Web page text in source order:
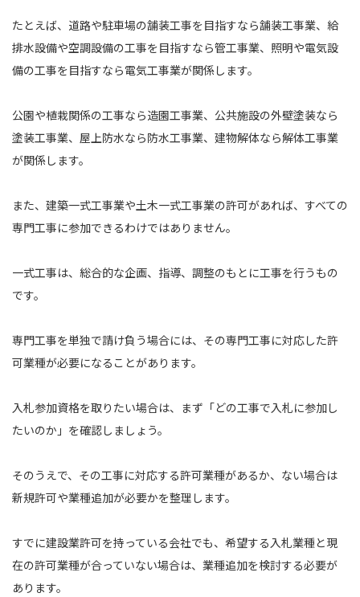
たとえば、道路や駐車場の舗装工事を目指すなら舗装工事業、給
排水設備や空調設備の工事を目指すなら管工事業、照明や電気設
備の工事を目指すなら電気工事業が関係します。
公園や植栽関係の工事なら造園工事業、公共施設の外壁塗装なら
塗装工事業、屋上防水なら防水工事業、建物解体なら解体工事業
が関係します。
また、建築一式工事業や土木一式工事業の許可があれば、すべての
専門工事に参加できるわけではありません。
一式工事は、総合的な企画、指導、調整のもとに工事を行うもの
です。
専門工事を単独で請け負う場合には、その専門工事に対応した許
可業種が必要になることがあります。
入札参加資格を取りたい場合は、まず「どの工事で入札に参加し
たいのか」を確認しましょう。
そのうえで、その工事に対応する許可業種があるか、ない場合は
新規許可や業種追加が必要かを整理します。
すでに建設業許可を持っている会社でも、希望する入札業種と現
在の許可業種が合っていない場合は、業種追加を検討する必要が
あります。